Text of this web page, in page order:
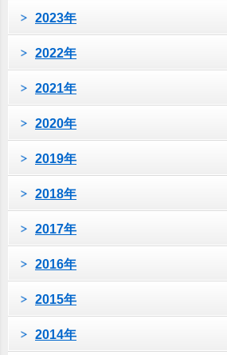
2023年
2022年
2021年
2020年
2019年
2018年
2017年
2016年
2015年
2014年